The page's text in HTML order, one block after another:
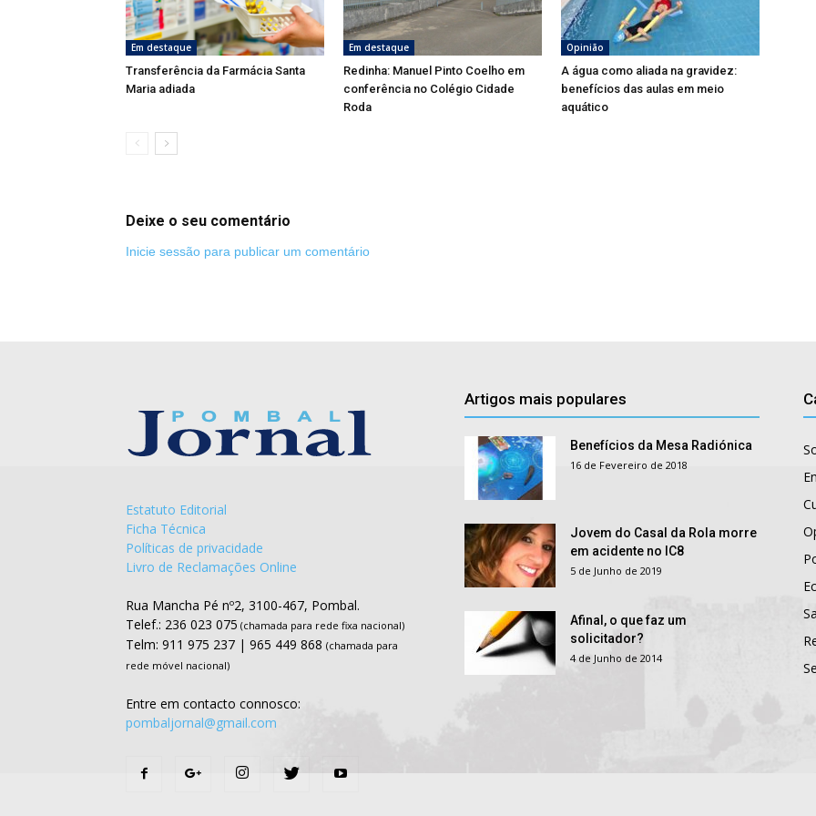
Em destaque
Transferência da Farmácia Santa
Maria adiada
Em destaque
Redinha: Manuel Pinto Coelho em
conferência no Colégio Cidade
Roda
Opinião
A água como aliada na gravidez:
benefícios das aulas em meio
aquático
Deixe o seu comentário
Inicie sessão para publicar um comentário
Estatuto Editorial
Ficha Técnica
Políticas de privacidade
Livro de Reclamações Online
Rua Mancha Pé nº2, 3100-467, Pombal.
Telef.: 236 023 075 (chamada para rede fixa nacional)
Telm: 911 975 237 | 965 449 868 (chamada para
rede móvel nacional)
Entre em contacto connosco:
pombaljornal@gmail.com
Artigos mais populares
Benefícios da Mesa Radiónica
16 de Fevereiro de 2018
Jovem do Casal da Rola morre
em acidente no IC8
5 de Junho de 2019
Afinal, o que faz um
solicitador?
4 de Junho de 2014